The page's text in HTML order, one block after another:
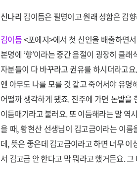
신나리 김이듬은 필명이고 원래 성함은 김
김이듬<포에지>에서 첫 신인을 배출하면
본명에 ‘향’이라는 중간 음절이 굉장히 클
자분들이 다 바꾸라고 권유를 하시더라고
엔 아무도 나를 모를 것 같고 죽어서야 유
어떨까 생각하게 됐죠. 진주에 가면 논밭
이듬매기라고 불러요. 또 이듬해라는 말 역
을 때, 황현산 선생님이 김고금이라는 이
데, 뜻은 좋은데 김고금이라고 하면 너무
서 김고금 안 한다고 막 뭐라고 했거든요.